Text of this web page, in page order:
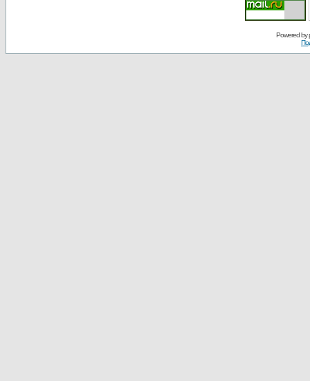
Powered by